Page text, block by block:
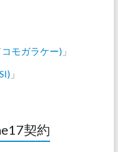
モガラケー)」
」
契約